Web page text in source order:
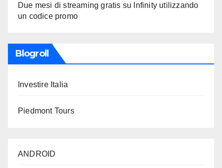
Due mesi di streaming gratis su Infinity utilizzando
un codice promo
Blogroll
Investire Italia
Piedmont Tours
ANDROID